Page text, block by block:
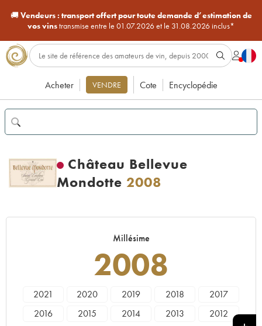
🚚Vendeurs : transport offert pour toute demande d’estimation de
vos vinstransmise entre le 01.07.2026 et le 31.08.2026 inclus*
Acheter VENDRE Cote Encyclopédie
Château Bellevue
Mondotte 2008
Millésime
2008
2021 2020 2019 2018
2017
2016
2015 2014 2013
2012